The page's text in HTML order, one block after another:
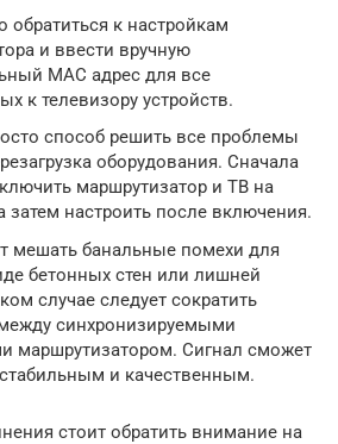
к настройкам
и ввести вручную
МАС адрес для все
к телевизору устройств.
способ решить все проблемы
оборудования. Сначала
маршрутизатор и ТВ на
затем настроить после включения.
мешать банальные помехи для
бетонных стен или лишней
случае следует сократить
синхронизируемыми
маршрутизатором. Сигнал сможет
и качественным.
стоит обратить внимание на